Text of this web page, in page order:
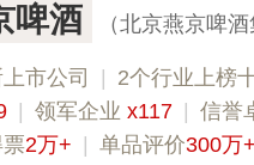
啤酒 （北京燕京啤
市公司 2个行业上榜
领军企业 x117 信誉
2万+ 单品评价300万+